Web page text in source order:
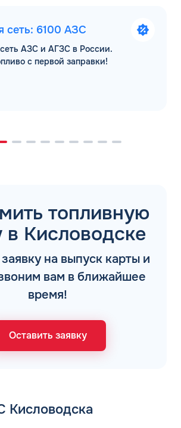
сеть: 6100 АЗС
АЗС и АГЗС в России.
с первой заправки!
топливную
в Кисловодске
на выпуск карты и
вам в ближайшее
время!
Оставить заявку
Кисловодска